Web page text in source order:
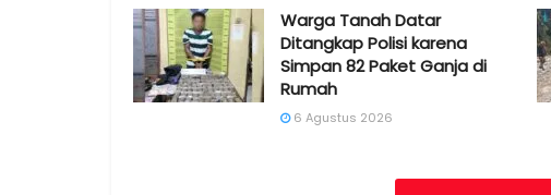
Warga Tanah Datar
Ditangkap Polisi karena
Simpan 82 Paket Ganja di
Rumah
6 Agustus 2026